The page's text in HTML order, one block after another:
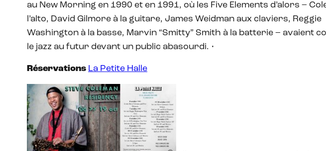
au New Morning en 1990 et en 1991, où les Five Elements d’alors –
l’alto, David Gilmore à la guitare, James Weidman aux claviers, Reggie
Washington à la basse, Marvin “Smitty” Smith à la batterie – avaient
le jazz au futur devant un public abasourdi. •
Réservations La Petite Halle